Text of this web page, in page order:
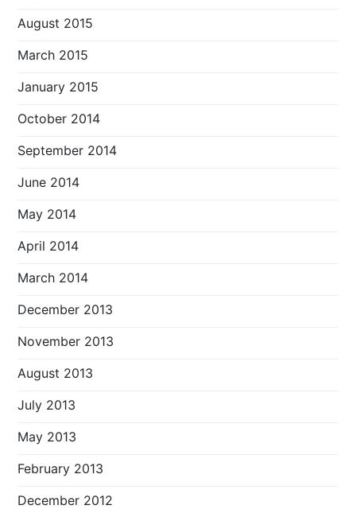
August 2015
March 2015
January 2015
October 2014
September 2014
June 2014
May 2014
April 2014
March 2014
December 2013
November 2013
August 2013
July 2013
May 2013
February 2013
December 2012